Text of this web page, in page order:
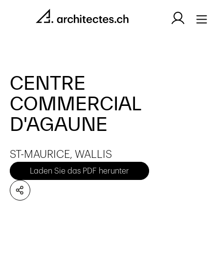
CENTRE
COMMERCIAL
D'AGAUNE
ST-MAURICE, WALLIS
Laden Sie das PDF herunter